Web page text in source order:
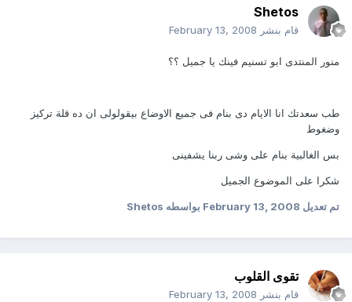
Shetos
قام بنشر February 13, 2008
منور المنتدى ابو تسنيم فينك يا جميل ؟؟
طب سعدتك انا الايام دى بنام فى جميع الاوضاع بيقولولى ان ده قلة تركيز
وضغوط
بس الغالبية بنام على وشى ربنا يشفينى
شكرا على الموضوع الجميل
تم تعديلFebruary 13, 2008بواسطه Shetos
تقوى القلوب
قام بنشر February 13, 2008